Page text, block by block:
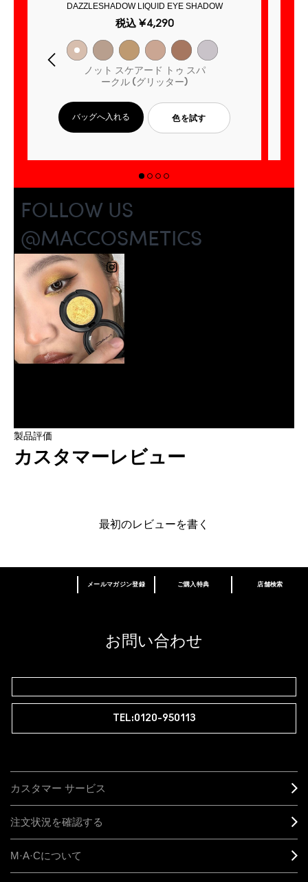
DAZZLESHADOW LIQUID EYE SHADOW
税込 ¥4,290
ノット スケアード トゥ スパ
ークル (グリッター)
バッグへ入れる 色を試す
製品評価
カスタマーレビュー
最初のレビューを書く
あなたはM･A･Cラバー ロイヤリティ プログ
登録後の初回購入時に10%OFF
メールマガジン登録 ご購入特典 店舗検索
お問い合わせ
TEL:0120-950113
カスタマー サービス
注文状況を確認する
M·A·Cについて